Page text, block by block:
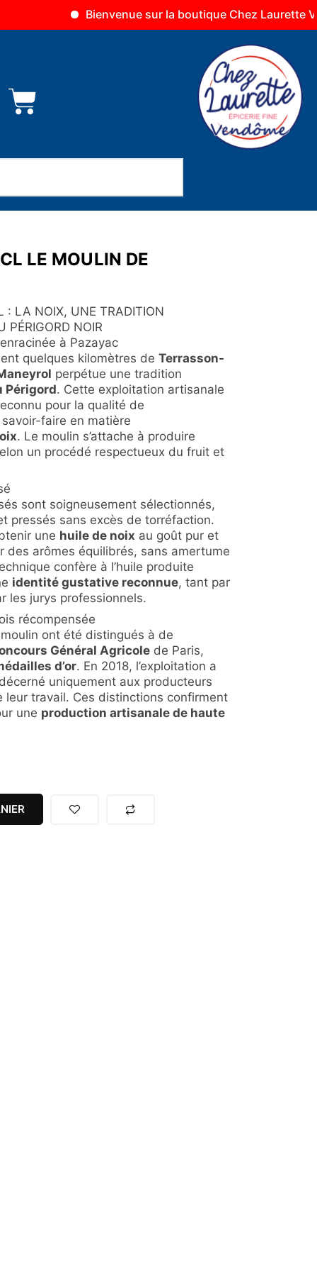
Bienvenue sur la boutique Chez Laurette Vendôme
LE MOULIN DE
: LA NOIX, UNE TRADITION
NOIR
à Pazayac
quelques kilomètres de Terrasson-
perpétue une tradition
Périgord. Cette exploitation artisanale
pour la qualité de
faire en matière
. Le moulin s’attache à produire
un procédé respectueux du fruit et
sont soigneusement sélectionnés,
pressés sans excès de torréfaction.
une huile de noix au goût pur et
des arômes équilibrés, sans amertume
confère à l’huile produite
identité gustative reconnue, tant par
les jurys professionnels.
récompensée
ont été distingués à de
Général Agricole de Paris,
d’or. En 2018, l’exploitation a
uniquement aux producteurs
leur travail. Ces distinctions confirment
une production artisanale de haute